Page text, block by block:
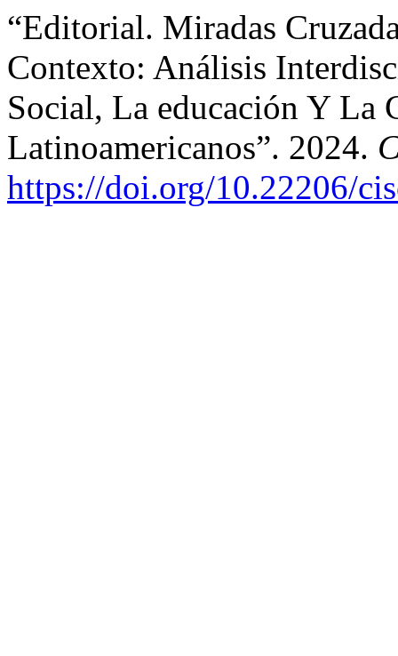
“Editorial. Miradas
Contexto: Análisis
Social, La educación Y La
Latinoamericanos”. 2024.
https://doi.org/10.22206/